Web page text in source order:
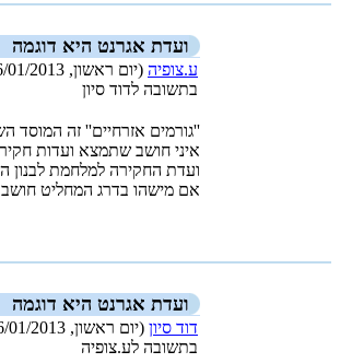
ועדת אגרנט היא דוגמה
ע.צופיה (יום ראשון, 06/01/2013 שעה 11:22)
בתשובה לדוד סיון
''גורמים אזרחיים'' זה המוסד
איני חושב שתמצא ועדות
ועדת החקירה למלחמת
אם מישהו בדרג המחליט
ועדת אגרנט היא דוגמה
דוד סיון (יום ראשון, 06/01/2013 שעה 11:38)
בתשובה לע.צופיה